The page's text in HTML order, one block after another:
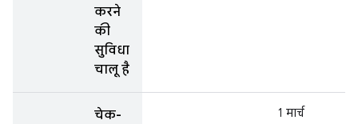
करने
की
सुविधा
चालू है
चेक-
1 मार्च